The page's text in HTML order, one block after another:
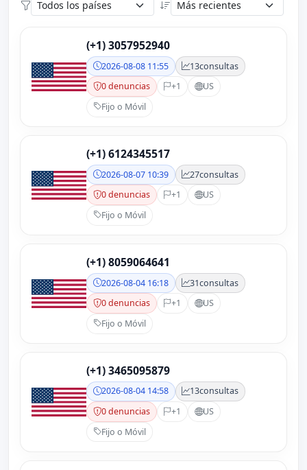
(+1) 3057952940
2026-08-08 11:55 13consultas
0 denuncias
+1
US
Fijo o Móvil
(+1) 6124345517
2026-08-07 10:39 27consultas
0 denuncias
+1
US
Fijo o Móvil
(+1) 8059064641
2026-08-04 16:18 31consultas
0 denuncias
+1
US
Fijo o Móvil
(+1) 3465095879
2026-08-04 14:58 13consultas
0 denuncias
+1
US
Fijo o Móvil